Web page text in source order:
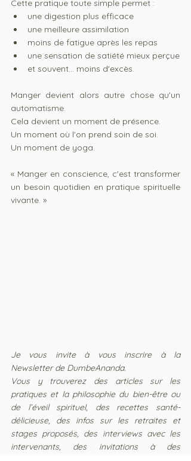
Cette pratique toute simple permet :
une digestion plus efficace
une meilleure assimilation
moins de fatigue après les repas
et souvent... moins d'excès.
Manger devient alors autre chose qu'un
automatisme.
Cela devient un moment de présence.
Un moment où l'on prend soin de soi.
Un moment de yoga.
« Manger en conscience, c'est transformer
un besoin quotidien en pratique spirituelle
vivante. »
Je vous invite à vous inscrire à la
Newsletter de DumbeAnanda.
Vous y trouverez des articles sur les
pratiques et la philosophie du bien-être ou
de l’éveil spirituel, des recettes santé-
délicieuse, des infos sur les retraites et
stages proposés, des interviews avec les
intervenants, des invitations à des